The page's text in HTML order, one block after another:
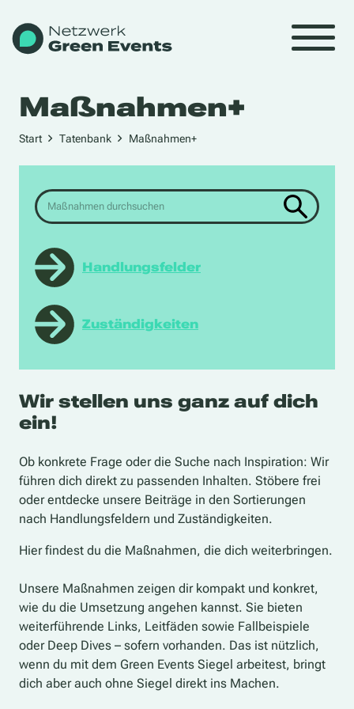
Maßnahmen+
Start Tatenbank Maßnahmen+
Handlungsfelder
Unternehmensführung
Nachhaltigkeitsmanagement
Qualifikation & Identifikation
Standortwahl
Programmgestaltung
Beauftragung & Verträge
Klimaschutzmaßnahmen
Klimawirkung der Veranstaltung
Energie
Veranstaltungsmaterial
Abfallmanagement
Unterkunft
Hotelauswahl
Gastronomie
Speisewirtschaft
Zuständigkeiten
Fläche & Ort
Sponsoring
Preisgestaltung & Sonderkonditionen
Sicherheit & Teilhabe
Sicherheitskonzepte
Awareness & Teilhabe
Barrierefreiheit
Booking
Nachhaltigkeitsorientierte Auftragsvergabe
Locationmanagement
Abfall & Reinigung
Dekoration & Ausstattung
Produktion
Wir stellen uns ganz auf dich
ein!
Ob konkrete Frage oder die Suche nach Inspiration: Wir
führen dich direkt zu passenden Inhalten. Stöbere frei
oder entdecke unsere Beiträge in den Sortierungen
nach Handlungsfeldern und Zuständigkeiten.
Hier findest du die Maßnahmen, die dich weiterbringen.
Unsere Maßnahmen zeigen dir kompakt und konkret,
wie du die Umsetzung angehen kannst. Sie bieten
weiterführende Links, Leitfäden sowie Fallbeispiele
oder Deep Dives – sofern vorhanden. Das ist nützlich,
wenn du mit dem Green Events Siegel arbeitest, bringt
dich aber auch ohne Siegel direkt ins Machen.